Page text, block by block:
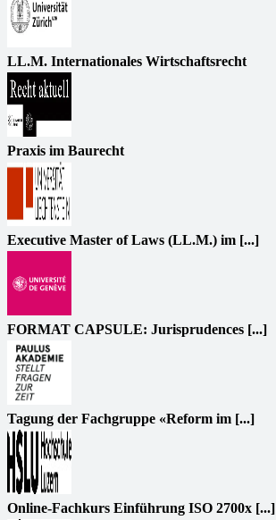
LL.M. Internationales Wirtschaftsrecht
Praxis im Baurecht
Executive Master of Laws (LL.M.) im [...]
FORMAT CAPSULE: Jurisprudences [...]
Tagung der Fachgruppe «Reform im [...]
Online-Fachkurs Einführung ISO 2700x [...]